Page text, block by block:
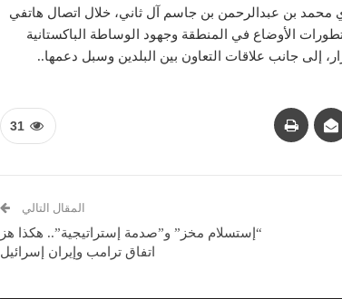
محمد بن عبدالرحمن بن جاسم آل ثاني، خلال اتصال هاتفي
الأوضاع في المنطقة وجهود الوساطة الباكستانية
إلى جانب علاقات التعاون بين البلدين وسبل دعمها..
31
المقال التالي
“إستسلام مخز” و”صدمة إستراتيجية”.. هكذا هز
اتفاق ترامب وإيران إسرائيل